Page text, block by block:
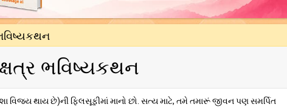
ભવિષ્યકથન
થાય છે)ની ફિલસૂફીમાં માનો છો. સત્ય માટે, તમે તમારૂં જીવન પણ સમર્પિત